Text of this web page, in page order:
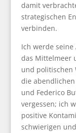
damit
strategischen
verbinden.
Ich werde
das Mittelmeer
und politischen
die
und Federico
vergessen; ich
positive
schwierigen